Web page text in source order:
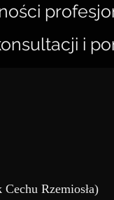
i
Rzemiosła)